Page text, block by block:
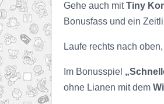
Gehe auch mitTiny
Bonusfass und ein
Laufe rechts nach
Im Bonusspiel
ohne Lianen mit dem